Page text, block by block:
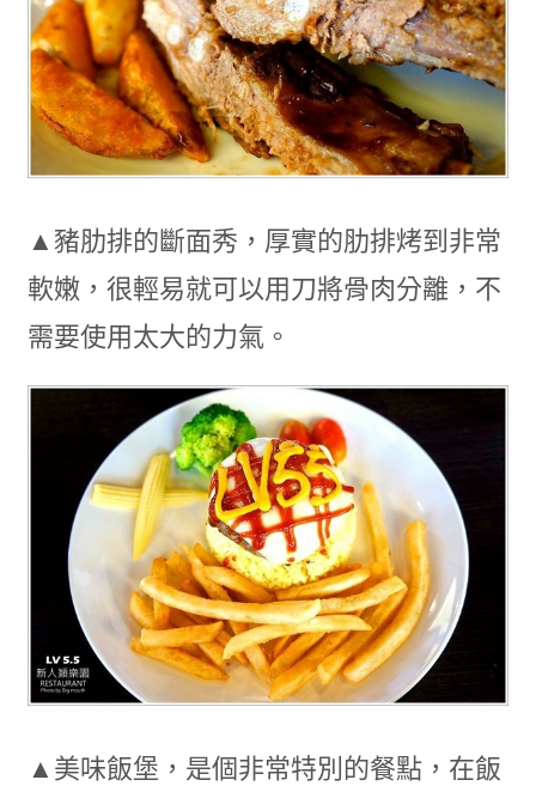
▲豬肋排的斷面秀，厚實的肋排烤到非常
軟嫩，很輕易就可以用刀將骨肉分離，不
需要使用太大的力氣。
▲美味飯堡，是個非常特別的餐點，在飯